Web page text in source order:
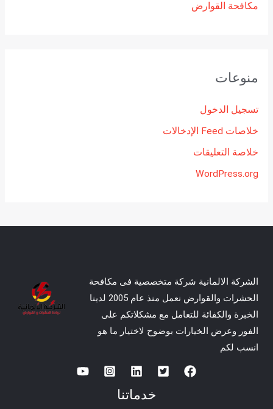
مكافحة القوارض
منوعات
تسجيل الدخول
خلاصات Feed الإدخالات
خلاصة التعليقات
WordPress.org
الشركة الالمانية شركة متخصصية فى مكافحة
الحشرات والقوارض نعمل منذ عام 2005 لدينا
الخبرة والكفائة للتعامل مع مشكلاتكم على
الفور وعرض الخيارات بوضوح لاختيار ما هو
انسب لكم
خدماتنا